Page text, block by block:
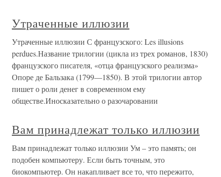
Утраченные иллюзии
Утраченные иллюзии С французского: Les illusions
perdues.Название трилогии (цикла из трех романов, 1830)
французского писателя, «отца французского реализма»
Опоре де Бальзака (1799—1850). В этой трилогии автор
пишет о роли денег в современном ему
обществе.Иносказательно о разочаровании
Вам принадлежат только иллюзии
Вам принадлежат только иллюзии Ум – это память; он
подобен компьютеру. Если быть точным, это
биокомпьютер. Он накапливает все то, что пережито,